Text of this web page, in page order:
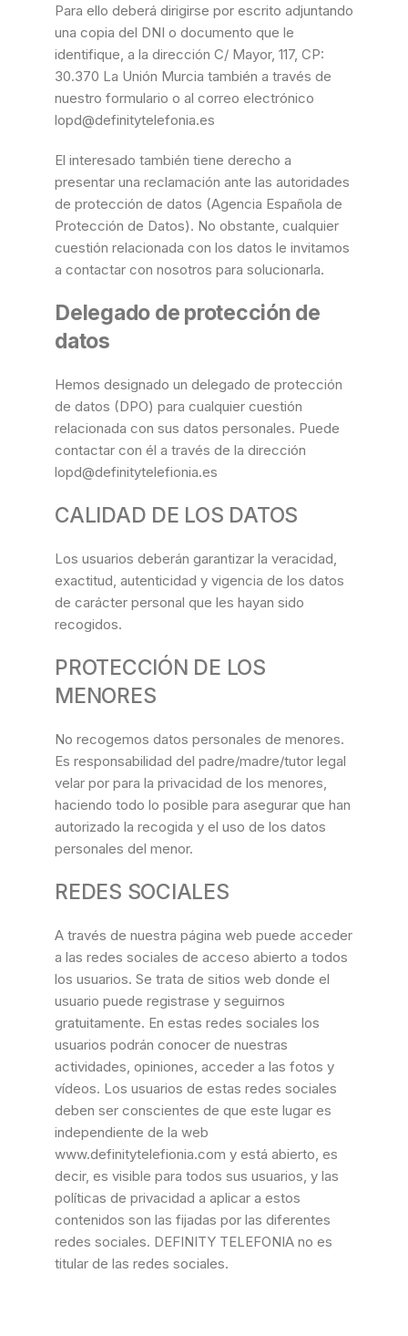
Para ello deberá dirigirse por escrito adjuntando
una copia del DNI o documento que le
identifique, a la dirección C/ Mayor, 117, CP:
30.370 La Unión Murcia también a través de
nuestro formulario o al correo electrónico
lopd@definitytelefonia.es
El interesado también tiene derecho a
presentar una reclamación ante las autoridades
de protección de datos (Agencia Española de
Protección de Datos). No obstante, cualquier
cuestión relacionada con los datos le invitamos
a contactar con nosotros para solucionarla.
Delegado de protección de
datos
Hemos designado un delegado de protección
de datos (DPO) para cualquier cuestión
relacionada con sus datos personales. Puede
contactar con él a través de la dirección
lopd@definitytelefionia.es
CALIDAD DE LOS DATOS
Los usuarios deberán garantizar la veracidad,
exactitud, autenticidad y vigencia de los datos
de carácter personal que les hayan sido
recogidos.
PROTECCIÓN DE LOS
MENORES
No recogemos datos personales de menores.
Es responsabilidad del padre/madre/tutor legal
velar por para la privacidad de los menores,
haciendo todo lo posible para asegurar que han
autorizado la recogida y el uso de los datos
personales del menor.
REDES SOCIALES
A través de nuestra página web puede acceder
a las redes sociales de acceso abierto a todos
los usuarios. Se trata de sitios web donde el
usuario puede registrase y seguirnos
gratuitamente. En estas redes sociales los
usuarios podrán conocer de nuestras
actividades, opiniones, acceder a las fotos y
vídeos. Los usuarios de estas redes sociales
deben ser conscientes de que este lugar es
independiente de la web
www.definitytelefionia.com y está abierto, es
decir, es visible para todos sus usuarios, y las
políticas de privacidad a aplicar a estos
contenidos son las fijadas por las diferentes
redes sociales. DEFINITY TELEFONIA no es
titular de las redes sociales.